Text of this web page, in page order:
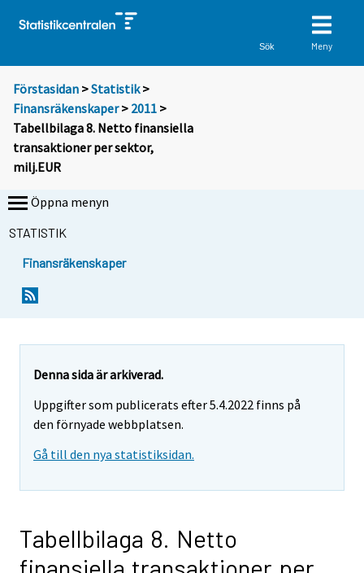
Sök Meny
Förstasidan >Statistik >
Finansräkenskaper> 2011 >
Tabellbilaga 8. Netto finansiella
transaktioner per sektor,
milj.EUR
Öppna menyn
STATISTIK
Finansräkenskaper
Denna sida är arkiverad.
Uppgifter som publicerats efter 5.4.2022 finns på
den förnyade webbplatsen.
Gå till den nya statistiksidan.
Tabellbilaga 8. Netto